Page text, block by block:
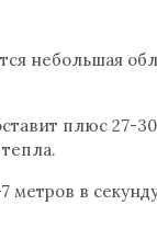
небольшая
плюс 27-
метров в